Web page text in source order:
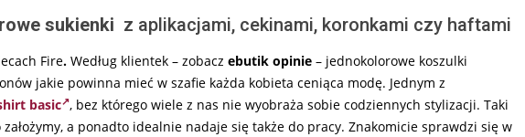
sukienki z aplikacjami, cekinami, koronkami czy haftami
Fire. Według klientek – zobacz ebutik opinie – jednokolorowe koszulki
jakie powinna mieć w szafie każda kobieta ceniąca modę. Jednym z
basic , bez którego wiele z nas nie wyobraża sobie codziennych stylizacji. Taki
a ponadto idealnie nadaje się także do pracy. Znakomicie sprawdzi się w